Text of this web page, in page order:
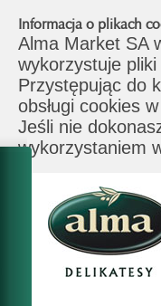
Informacja o plikach
Alma Market SA
wykorzystuje
Przystępując do
obsługi cookies
Jeśli nie
wykorzystaniem